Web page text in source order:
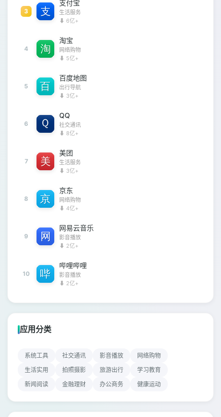
3
支付宝
生活服务
⬇ 6亿+
4
淘宝
网络购物
⬇ 5亿+
5
百度地图
出行导航
⬇ 3亿+
6
QQ
社交通讯
⬇ 8亿+
7
美团
生活服务
⬇ 3亿+
8
京东
网络购物
⬇ 4亿+
9
网易云音乐
影音播放
⬇ 2亿+
10
哔哩哔哩
影音播放
⬇ 2亿+
应用分类
系统工具 社交通讯 影音播放
网络购物
生活实用
拍照摄影 旅游出行
学习教育
新闻阅读
金融理财 办公商务 健康运动